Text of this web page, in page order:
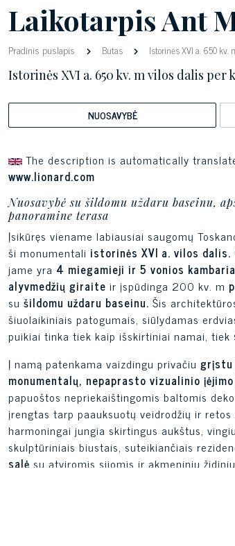
Laikotarpis Ant
Pradinis puslapis Butas Istorinės XVI a. 650
Istorinės XVI a. 650 kv. m vilos dalis
NUOSAVYBĖ
The description is automatically
www.lionard.com
Nuosavybė su šildomu uždaru baseinu,
panoramine terasa
Įsikūręs viename labiausiai saugomų
ši monumentali istorinės XVI a. vilos dalis.
jame yra 4 miegamieji ir 5 vonios
alyvmedžių giraite ir įspūdinga 200 kv. m
su šildomu uždaru baseinu. Šis
šiuolaikiniais patogumais, siūlydamas
puikiai tinka tiek kaip išskirtiniai namai, tiek
Į namą patenkama vaizdingu privačiu grįstu
monumentalų, nepaprasto vizualinio
papuoštos nepriekaištingomis baltomis
įrengtas tarp paauksuotų veidrodžių ir
harmoningai jungia skirtingus aukštus,
skulptūriniais biustais, suteikiančiais
salė su atviromis sijomis ir akmeniniu